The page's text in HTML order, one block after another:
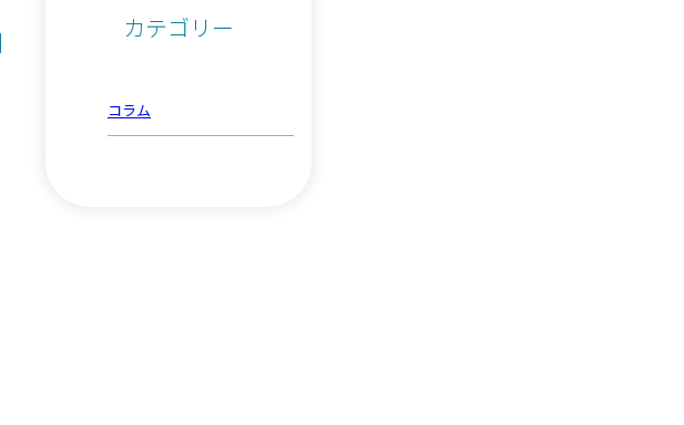
カテゴリー
コラム